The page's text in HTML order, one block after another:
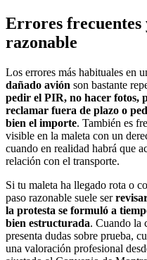
Errores frecuentes
razonable
Los errores más habituales en
dañado avión son bastante
pedir el PIR, no hacer fotos,
reclamar fuera de plazo o
bien el importe. También es
visible en la maleta con un
cuando en realidad habrá que
relación con el transporte.
Si tu maleta ha llegado rota o
paso razonable suele ser
la protesta se formuló a
bien estructurada. Cuando la
presenta dudas sobre prueba,
una valoración profesional